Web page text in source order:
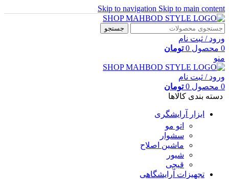
Skip to navigation Skip to main content
جستجو
ورود / ثبت نام
0 محصول 0 تومان
منو
ورود / ثبت نام
0 محصول 0 تومان
دسته بندی کالاها
ابزار آرایشگری
اتو مو
سشوار
ماشین اصلاح
شیور
قیچی
تجهیزات آرایشگاهی